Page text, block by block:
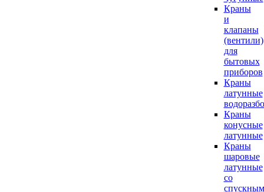
Краны
и
клапаны
(вентили)
для
бытовых
приборов
Краны
латунные
Краны
конусные
латунные
Краны
шаровые
латунные
со
спускным